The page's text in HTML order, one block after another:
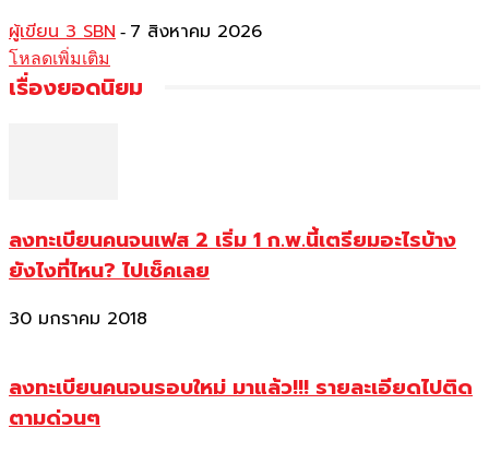
ผู้เขียน 3 SBN - 7 สิงหาคม 2026
โหลดเพิ่มเติม
เรื่องยอดนิยม
ลงทะเบียนคนจนเฟส 2 เริ่ม 1 ก.พ.นี้เตรียมอะไรบ้าง
ยังไงที่ไหน? ไปเช็คเลย
30 มกราคม 2018
ลงทะเบียนคนจนรอบใหม่ มาแล้ว!!! รายละเอียดไปติด
ตามด่วนๆ